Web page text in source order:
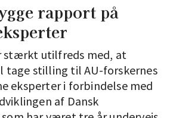
rapport på
stærkt utilfreds med, at
tage stilling til AU-forskernes
eksperter i forbindelse med
af Dansk